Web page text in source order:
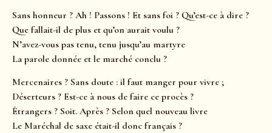
Sans honneur ? Ah ! Passons ! Et sans foi ? Qu’est-ce à dire ?
Que fallait-il de plus et qu’on aurait voulu ?
N’avez-vous pas tenu, tenu jusqu’au martyre
La parole donnée et le marché conclu ?
Mercenaires ? Sans doute : il faut manger pour vivre ;
Déserteurs ? Est-ce à nous de faire ce procès ?
Étrangers ? Soit. Après ? Selon quel nouveau livre
Le Maréchal de saxe était-il donc français ?